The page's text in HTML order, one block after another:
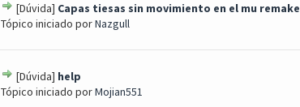
[Dúvida] Capas tiesas sin movimiento en el mu remake
Tópico iniciado porNazgull
0 Voto(s) - 0 de 5 em média
12 345
[Dúvida] help
Tópico iniciado porMojian551
0 Voto(s) - 0 de 5 em média